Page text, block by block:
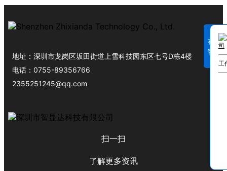
地址： 深圳市龙岗区坂田街道上雪科技园东区七号D栋4楼
电话： 0755-89356766
2355251245@qq.com
扫一扫
了解更多资讯
在线
客服
工